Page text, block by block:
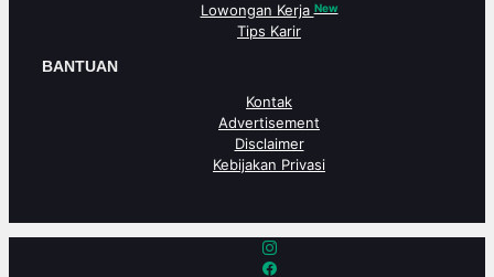
Lowongan KerjaNew
Tips Karir
BANTUAN
Kontak
Advertisement
Disclaimer
Kebijakan Privasi